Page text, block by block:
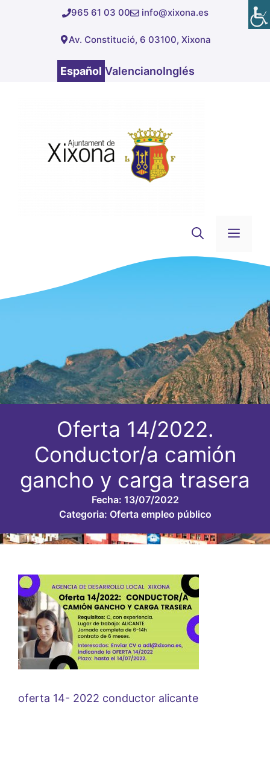
965 61 03 00 info@xixona.es
Av. Constitució, 6 03100, Xixona
Español ValencianoInglés
Oferta 14/2022.
Conductor/a camión
gancho y carga trasera
Fecha: 13/07/2022
Categoria: Oferta empleo público
oferta 14- 2022 conductor alicante